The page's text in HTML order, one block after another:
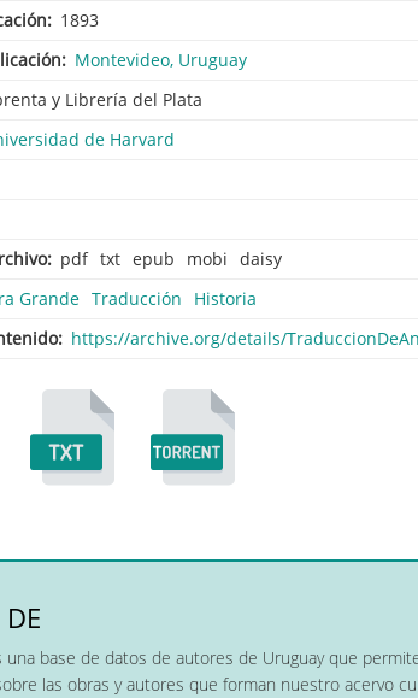
1893
Montevideo, Uruguay
y Librería del Plata
de Harvard
pdf txt epub mobi daisy
Grande Traducción
Historia
https://archive.org/details/
una base de datos de autores de Uruguay que
las obras y autores que forman nuestro acervo